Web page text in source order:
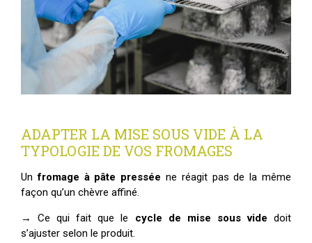
ADAPTER LA MISE SOUS VIDE À LA
TYPOLOGIE DE VOS FROMAGES
Unfromage à pâte pressée ne réagit pas de la même
façon qu’un chèvre affiné.
→ Ce qui fait que le cycle de mise sous vide doit
s’ajuster selon le produit.